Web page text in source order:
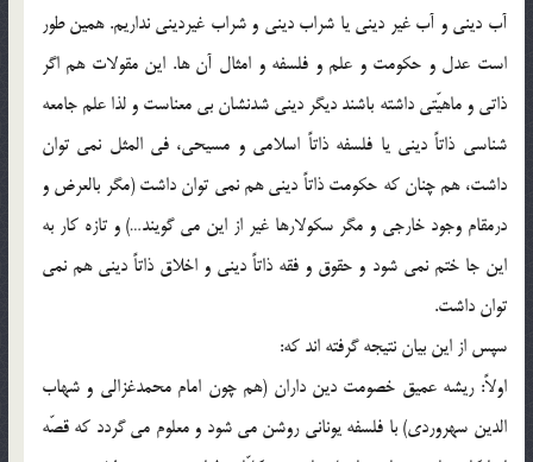
آب ديني و آب غير ديني يا شراب ديني و شراب غيرديني نداريم. همين طور
است عدل و حكومت و علم و فلسفه و امثال آن ها. اين مقولات هم اگر
ذاتي و ماهيّتي داشته باشند ديگر ديني شدنشان بي معناست و لذا علم جامعه
شناسي ذاتاً ديني يا فلسفه ذاتاً اسلامي و مسيحي، في المثل نمي توان
داشت، هم چنان كه حكومت ذاتاً ديني هم نمي توان داشت (مگر بالعرض و
درمقام وجود خارجي و مگر سكولارها غير از اين مي گويند…) و تازه كار به
اين جا ختم نمي شود و حقوق و فقه ذاتاً ديني و اخلاق ذاتاً ديني هم نمي
توان داشت.
سپس از اين بيان نتيجه گرفته اند كه:
اولاً: ريشه عميق خصومت دين داران (هم چون امام محمدغزالي و شهاب
الدين سهروردي) با فلسفه يوناني روشن مي شود و معلوم مي گردد كه قصّه